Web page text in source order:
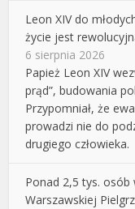
Leon XIV do
życie jest
6 sierpnia 2026
Papież Leon XIV
prąd”, budowania
Przypomniał, że
prowadzi nie do
drugiego człowieka.
Ponad 2,5 tys. osób
Warszawskiej